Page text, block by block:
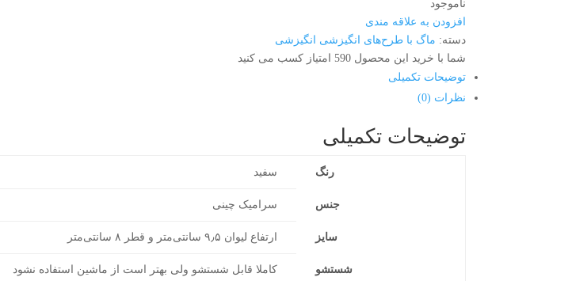
ناموجود
افزودن به علاقه مندی
دسته: ماگ با طرح‌های انگیزشی انگیزشی
شما با خرید این محصول 590 امتیاز کسب می کنید
توضیحات تکمیلی
نظرات (0)
توضیحات تکمیلی
رنگ سفید
جنس سرامیک چینی
سایز ارتفاع لیوان ۹٫۵ سانتی‌متر و قطر ۸ سانتی‌متر
شستشو کاملا قابل شستشو ولی بهتر است از ماشین استفاده نشود